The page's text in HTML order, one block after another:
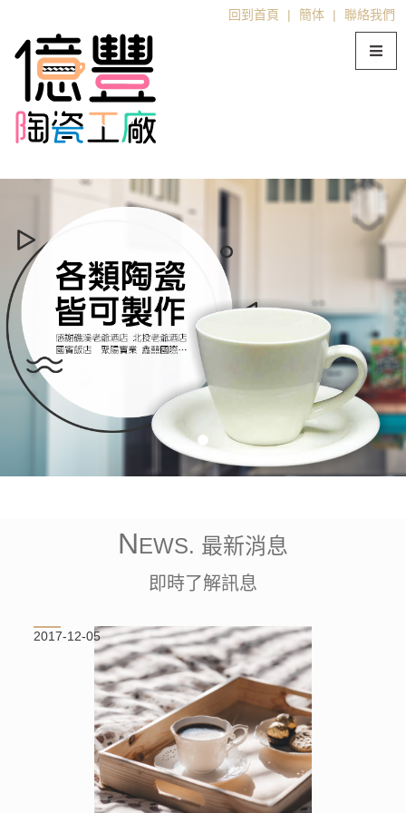
回到首頁 | 簡体 | 聯絡我們
NEWS. 最新消息
即時了解訊息
2017-12-05